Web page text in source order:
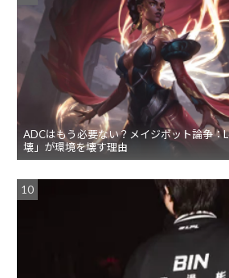
ADCはもう必要ない？メイジボット論争：
壊」が環境を壊す理由